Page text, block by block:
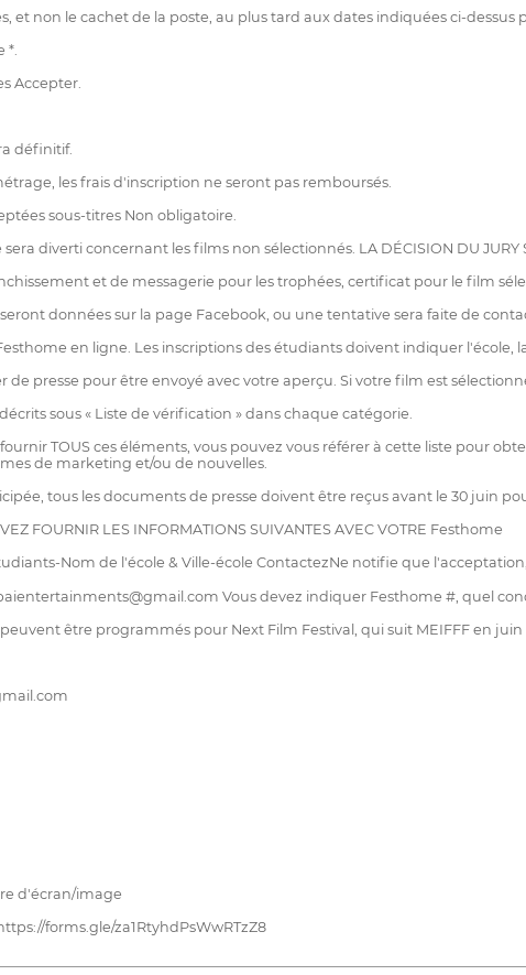
et non le cachet de la poste, au plus tard aux dates indiquées ci-
*.
Accepter.
définitif.
les frais d'inscription ne seront pas remboursés.
sous-titres Non obligatoire.
diverti concernant les films non sélectionnés. LA DÉCISION DU JURY
et de messagerie pour les trophées, certificat pour le film
données sur la page Facebook, ou une tentative sera faite de
en ligne. Les inscriptions des étudiants doivent indiquer l'école,
de presse pour être envoyé avec votre aperçu. Si votre film est
sous « Liste de vérification » dans chaque catégorie.
TOUS ces éléments, vous pouvez vous référer à cette liste pour
de marketing et/ou de nouvelles.
tous les documents de presse doivent être reçus avant le 30 juin
FOURNIR LES INFORMATIONS SUIVANTES AVEC VOTRE Festhome
Nom de l'école & Ville-école ContactezNe notifie que
Vous devez indiquer Festhome #, quel
être programmés pour Next Film Festival, qui suit MEIFFF en juin
d'écran/image
forms.gle/za1RtyhdPsWwRTzZ8